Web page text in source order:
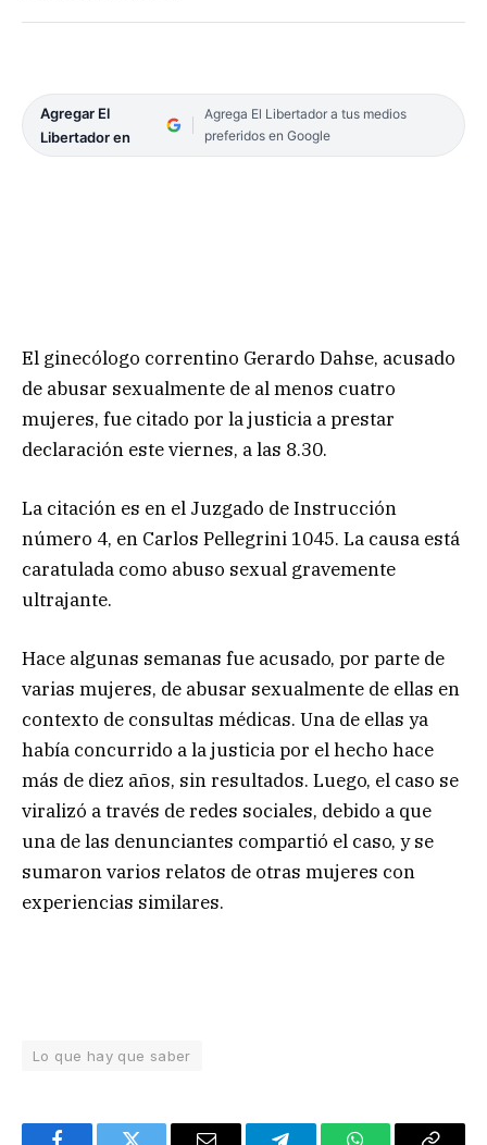
Agregar El
Libertador en
Agrega El Libertador a tus medios
preferidos en Google
El ginecólogo correntino Gerardo Dahse, acusado
de abusar sexualmente de al menos cuatro
mujeres, fue citado por la justicia a prestar
declaración este viernes, a las 8.30.
La citación es en el Juzgado de Instrucción
número 4, en Carlos Pellegrini 1045. La causa está
caratulada como abuso sexual gravemente
ultrajante.
Hace algunas semanas fue acusado, por parte de
varias mujeres, de abusar sexualmente de ellas en
contexto de consultas médicas. Una de ellas ya
había concurrido a la justicia por el hecho hace
más de diez años, sin resultados. Luego, el caso se
viralizó a través de redes sociales, debido a que
una de las denunciantes compartió el caso, y se
sumaron varios relatos de otras mujeres con
experiencias similares.
Lo que hay que saber